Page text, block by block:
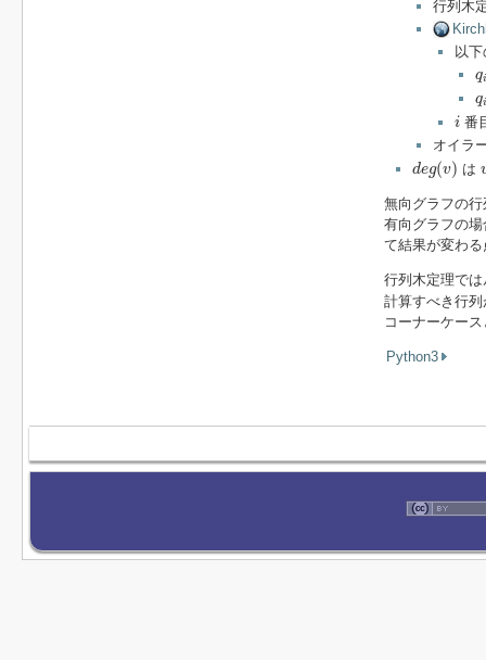
行列木
以
qi
qi
qi
qi
i番
オイラ
deg(v)
de ( ) は
無向グラフの
有向グラフの
て結果が変わ
行列木定理で
計算すべき行
コーナーケー
Python3